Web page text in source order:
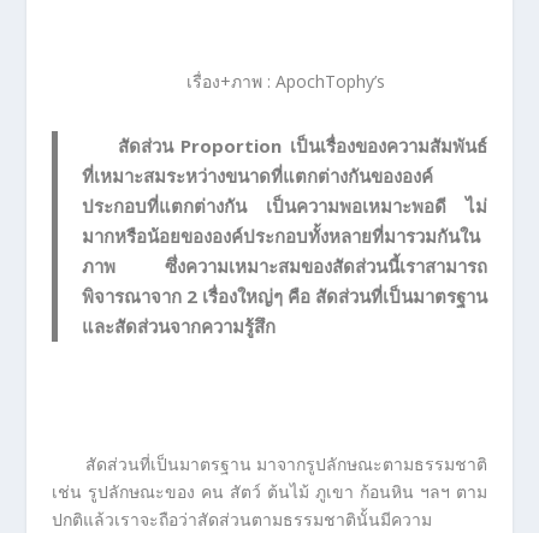
เรื่อง+ภาพ : ApochTophy’s
สัดส่วน Proportion เป็นเรื่องของความสัมพันธ์
ที่เหมาะสมระหว่างขนาดที่แตกต่างกันขององค์
ประกอบที่แตกต่างกัน เป็นความพอเหมาะพอดี ไม่
มากหรือน้อยขององค์ประกอบทั้งหลายที่มารวมกันใน
ภาพ ซึ่งความเหมาะสมของสัดส่วนนี้เราสามารถ
พิจารณาจาก 2 เรื่องใหญ่ๆ คือ สัดส่วนที่เป็นมาตรฐาน
และสัดส่วนจากความรู้สึก
สัดส่วนที่เป็นมาตรฐาน มาจากรูปลักษณะตามธรรมชาติ
เช่น รูปลักษณะของ คน สัตว์ ต้นไม้ ภูเขา ก้อนหิน ฯลฯ ตาม
ปกติแล้วเราจะถือว่าสัดส่วนตามธรรมชาตินั้นมีความ